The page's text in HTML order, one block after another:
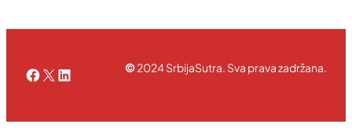
Facebook
X LinkedIn©2024 SrbijaSutra. Sva prava zadržana.